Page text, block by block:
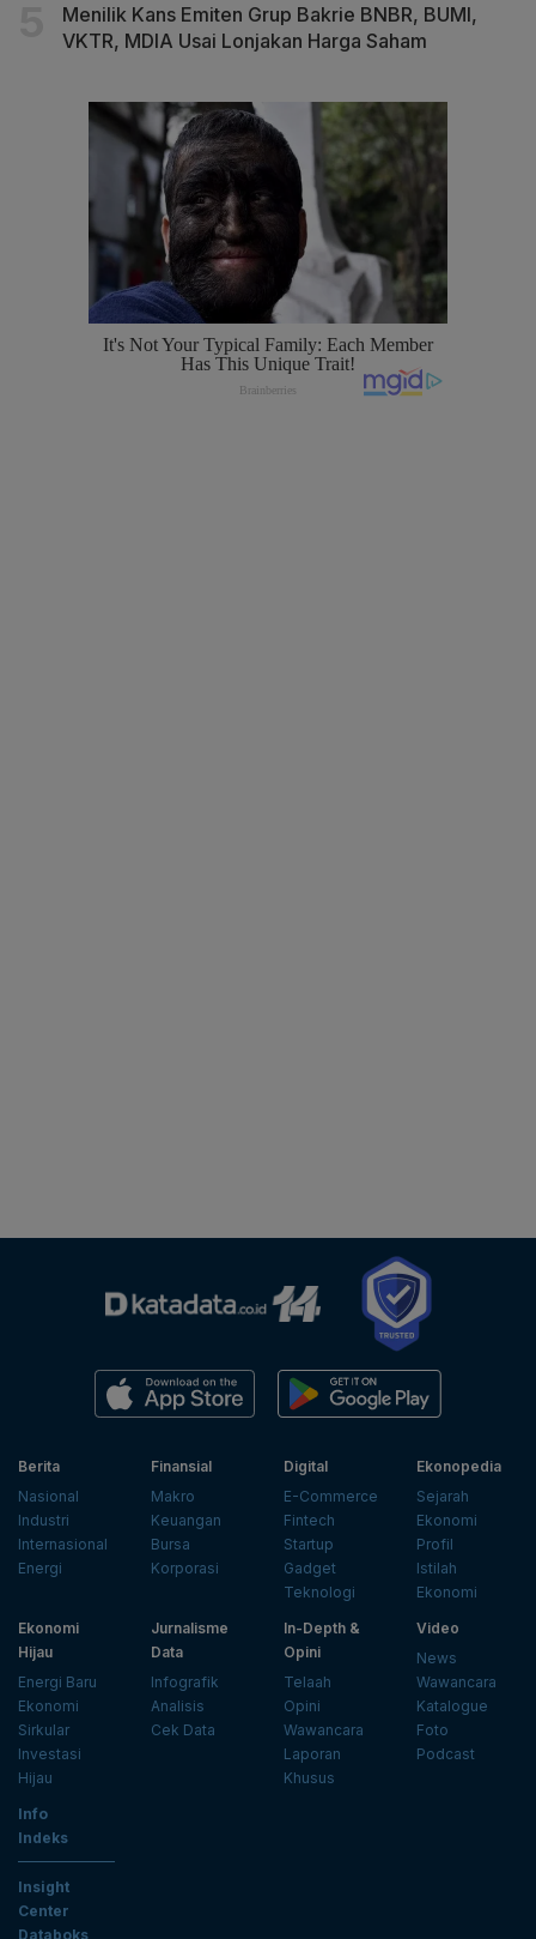
Menilik Kans Emiten Grup Bakrie BNBR, BUMI,
VKTR, MDIA Usai Lonjakan Harga Saham
Berita
Nasional
Industri
Internasional
Energi
Finansial
Makro
Keuangan
Bursa
Korporasi
Digital
E-Commerce
Fintech
Startup
Gadget
Teknologi
Ekonopedia
Sejarah
Ekonomi
Profil
Istilah
Ekonomi
Ekonomi
Hijau
Energi Baru
Ekonomi
Sirkular
Investasi
Hijau
Jurnalisme
Data
Infografik
Analisis
Cek Data
In-Depth &
Opini
Telaah
Opini
Wawancara
Laporan
Khusus
Video
News
Wawancara
Katalogue
Foto
Podcast
Info
Indeks
Insight
Center
Databoks